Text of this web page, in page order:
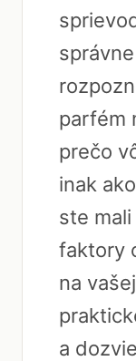
parfém
prečo
inak
ste
faktory
na
a